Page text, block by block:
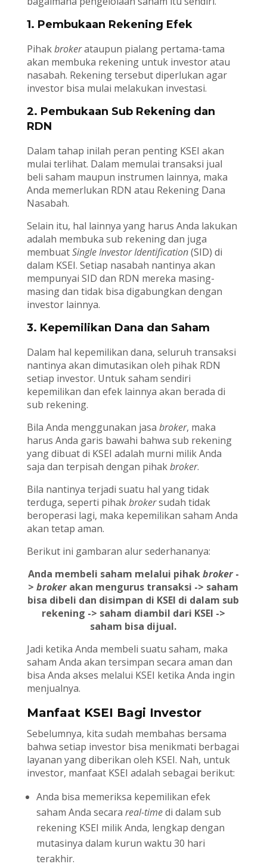
1. Pembukaan Rekening Efek
Pihakbrokerataupun pialang pertama-tama
akan membuka rekening untuk investor atau
nasabah. Rekening tersebut diperlukan agar
investor bisa mulai melakukan investasi.
2. Pembukaan Sub Rekening dan
RDN
Dalam tahap inilah peran penting KSEI akan
mulai terlihat. Dalam memulai transaksi jual
beli saham maupun instrumen lainnya, maka
Anda memerlukan RDN atau Rekening Dana
Nasabah.
Selain itu, hal lainnya yang harus Anda lakukan
adalah membuka sub rekening dan juga
membuatSingle Investor Identification(SID) di
dalam KSEI. Setiap nasabah nantinya akan
mempunyai SID dan RDN mereka masing-
masing dan tidak bisa digabungkan dengan
investor lainnya.
3. Kepemilikan Dana dan Saham
Dalam hal kepemilikan dana, seluruh transaksi
nantinya akan dimutasikan oleh pihak RDN
setiap investor. Untuk saham sendiri
kepemilikan dan efek lainnya akan berada di
sub rekening.
Bila Anda menggunakan jasa broker, maka
harus Anda garis bawahi bahwa sub rekening
yang dibuat di KSEI adalah murni milik Anda
saja dan terpisah dengan pihakbroker.
Bila nantinya terjadi suatu hal yang tidak
terduga, seperti pihakbrokersudah tidak
beroperasi lagi, maka kepemilikan saham Anda
akan tetap aman.
Berikut ini gambaran alur sederhananya:
Anda membeli saham melalui pihakbroker-
>brokerakan mengurus transaksi -> saham
bisa dibeli dan disimpan di KSEI di dalam sub
rekening -> saham diambil dari KSEI ->
saham bisa dijual.
Jadi ketika Anda membeli suatu saham, maka
saham Anda akan tersimpan secara aman dan
bisa Anda akses melalui KSEI ketika Anda ingin
menjualnya.
Manfaat KSEI Bagi Investor
Sebelumnya, kita sudah membahas bersama
bahwa setiap investor bisa menikmati berbagai
layanan yang diberikan oleh KSEI. Nah, untuk
investor, manfaat KSEI adalah sebagai berikut:
Anda bisa memeriksa kepemilikan efek
saham Anda secara real-timedi dalam sub
rekening KSEI milik Anda, lengkap dengan
mutasinya dalam kurun waktu 30 hari
terakhir.